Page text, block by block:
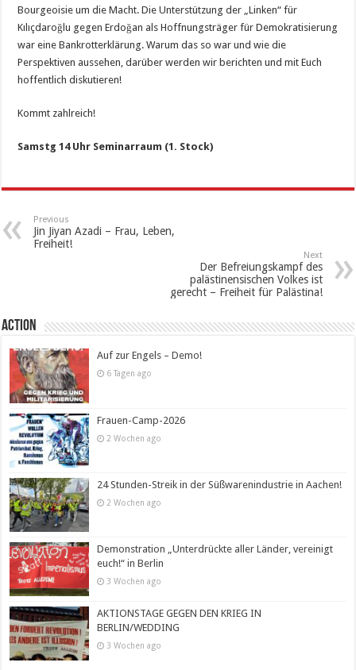
Bourgeoisie um die Macht. Die Unterstützung der „Linken“ für
Kılıçdaroğlu gegen Erdoğan als Hoffnungsträger für Demokratisierung
war eine Bankrotterklärung. Warum das so war und wie die
Perspektiven aussehen, darüber werden wir berichten und mit Euch
hoffentlich diskutieren!
Kommt zahlreich!
Samstg 14 Uhr Seminarraum (1. Stock)
Previous
Jin Jiyan Azadi – Frau, Leben,
Freiheit!
Next
Der Befreiungskampf des
palästinensischen Volkes ist
gerecht – Freiheit für Palästina!
Action
Auf zur Engels – Demo!
6 Tagen ago
Frauen-Camp-2026
2 Wochen ago
24 Stunden-Streik in der Süßwarenindustrie in Aachen!
2 Wochen ago
Demonstration „Unterdrückte aller Länder, vereinigt
euch!“ in Berlin
3 Wochen ago
AKTIONSTAGE GEGEN DEN KRIEG IN
BERLIN/WEDDING
3 Wochen ago